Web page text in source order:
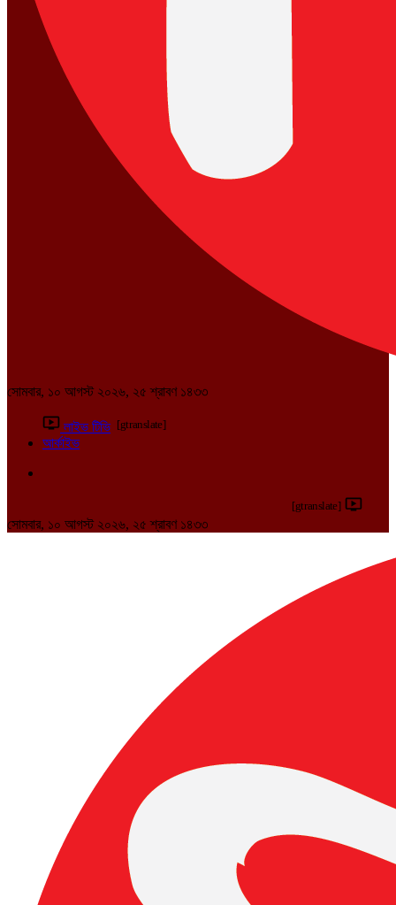
সোমবার, ১০ আগস্ট ২০২৬, ২৫ শ্রাবণ ১৪৩৩
লাইভ টিভি [gtranslate]
আর্কাইভ
[gtranslate]
সোমবার, ১০ আগস্ট ২০২৬, ২৫ শ্রাবণ ১৪৩৩